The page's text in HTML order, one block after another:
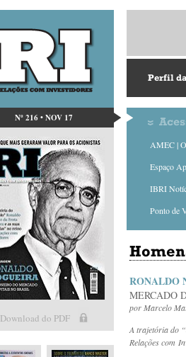
Nº 216 • NOV 17
Download do PDF
Perfil
AMEC |
Espaço
IBRI
Ponto de
RONALDO
MERCADO
porMarcelo
A trajetória do
Relações com